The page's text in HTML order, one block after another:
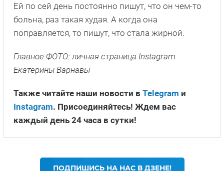
Ей по сей день постоянно пишут, что он чем-то
больна, раз такая худая. А когда она
поправляется, то пишут, что стала жирной.
Главное ФОТО: личная страница Instagram
Екатерины Варнавы
Также читайте наши новости в Telegram и
Instagram. Присоединяйтесь! Ждем вас
каждый день 24 часа в сутки!
ПОДПИШИСЬ НА НАС В ДЗЕНЕ!